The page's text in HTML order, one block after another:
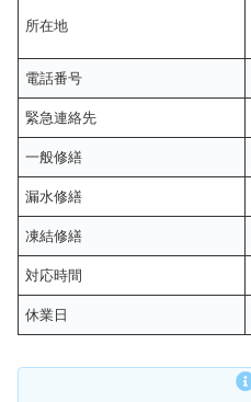
所在地
電話番号
緊急連絡先
一般修繕
漏水修繕
凍結修繕
対応時間
休業日